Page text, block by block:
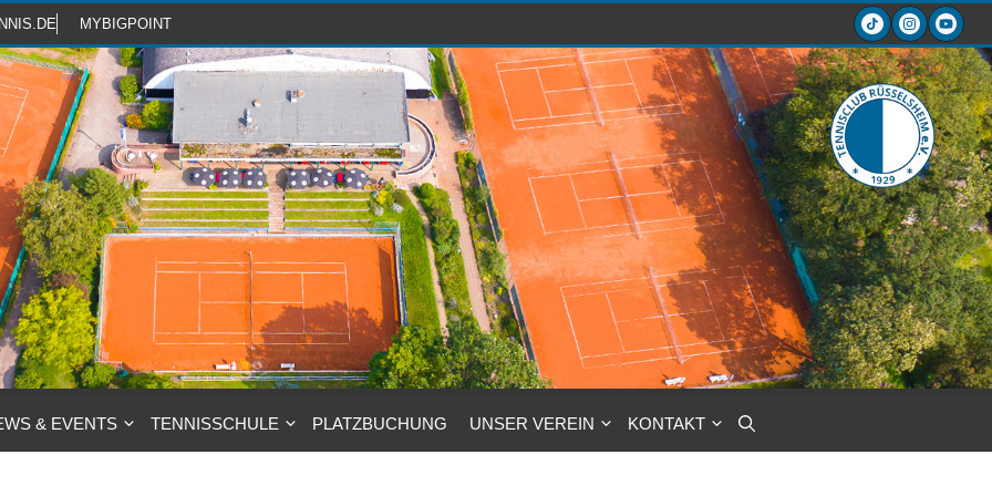
MYBIGPOINT
& EVENTS TENNISSCHULE PLATZBUCHUNG UNSER VEREIN KONTAKT